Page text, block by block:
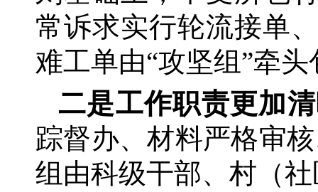
常诉求实行轮流接单
难工单由“攻坚组”牵
二是工作职责更加
踪督办、材料严格审
组由科级干部、村（